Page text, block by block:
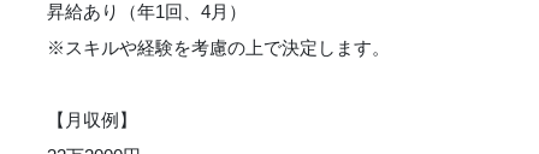
昇給あり（年1回、4月）
※スキルや経験を考慮の上で決定します。
【月収例】